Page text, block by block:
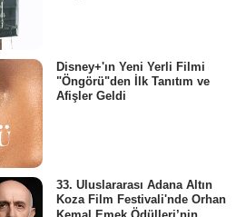
Disney+'ın Yeni Yerli Filmi
"Öngörü"den İlk Tanıtım ve
Afişler Geldi
33. Uluslararası Adana Altın
Koza Film Festivali'nde Orhan